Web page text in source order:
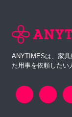
ANYTIMESは、家
た用事を依頼したい